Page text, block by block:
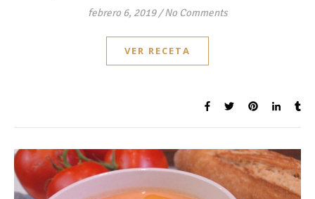
febrero 6, 2019 /No Comments
VER RECETA